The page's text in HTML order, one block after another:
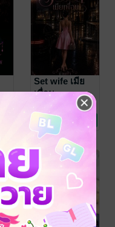
Set wife เมีย
เพื่อน
ม่านฟ้า
/ พิมพ์รัก
ด้วยอักษร
นิยายชีวิต/ดรามา
8 Rating